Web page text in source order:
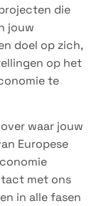
die
jouw
doel op zich,
op het
te
waar jouw
Europese
met ons
in alle fasen